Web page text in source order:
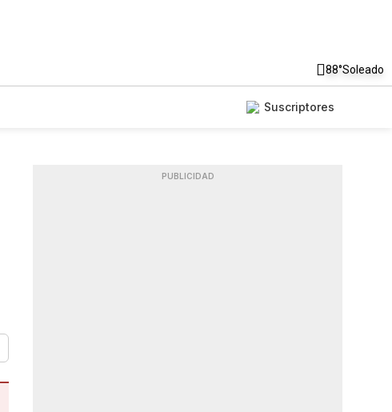
88°Soleado
Suscriptores
PUBLICIDAD